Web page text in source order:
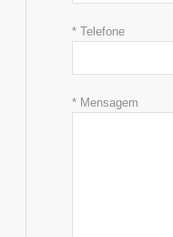
* Telefone
* Mensagem